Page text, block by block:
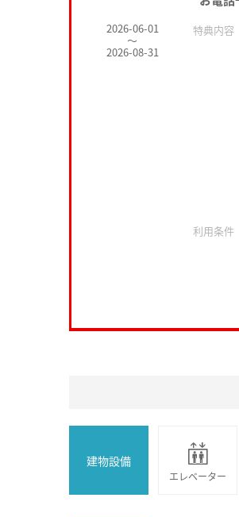
2026-06-01
～
2026-08-31
特典内容
利用条件
建物設備
エレベーター